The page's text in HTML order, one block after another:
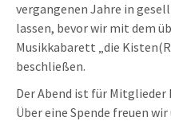
vergangenen Jahre in
lassen, bevor wir mit dem
Musikkabarett „die
beschließen.
Der Abend ist für
Über eine Spende freuen